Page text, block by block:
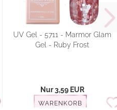
UV Gel - 5711 - Marmor Glam
Gel - Ruby Frost
Nur 3,59 EUR
WARENKORB